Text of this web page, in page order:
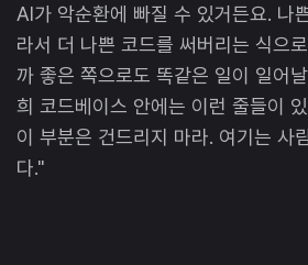
AI가 악순환에 빠질 수 있거든요. 나
라서 더 나쁜 코드를 써버리는 식으
까 좋은 쪽으로도 똑같은 일이 일어
희 코드베이스 안에는 이런 줄들이
이 부분은 건드리지 마라. 여기는 사
다."